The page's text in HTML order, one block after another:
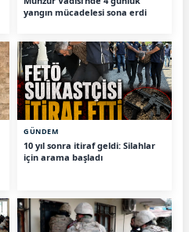
yangın mücadelesi sona erdi
GÜNDEM
10 yıl sonra itiraf geldi: Silahlar
için arama başladı